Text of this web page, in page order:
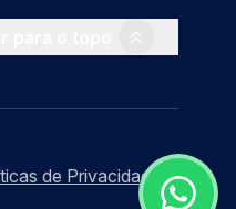
de Privacidade